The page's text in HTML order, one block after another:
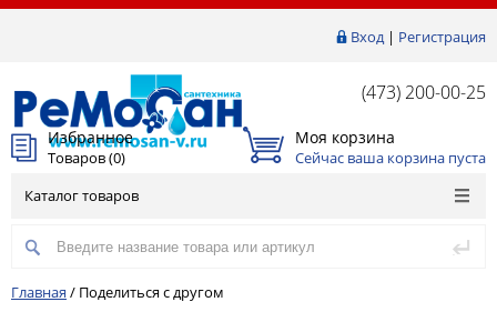
Вход| Регистрация
(473) 200-00-25
Избранное
Товаров (0)
Моя корзина
Сейчас ваша корзина пуста
Каталог товаров
Главная / Поделиться с другом